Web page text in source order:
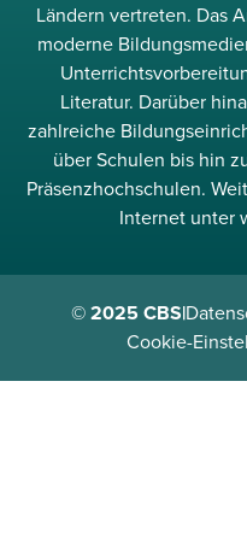
Ländern vertreten. Das
moderne
Literatur. Darüber
zahlreiche
über Schulen bis hin
Präsenzhochschulen.
Internet unter
© 2025 CBS|
Cookie-